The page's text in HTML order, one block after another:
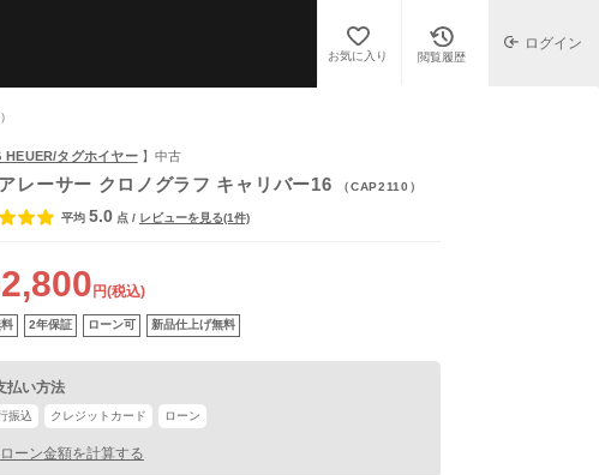
お気に入り 閲覧履歴
ログイン
HEUER/タグホイヤー】中古
レーサー クロノグラフ キャリバー16 （CAP2110）
平均 5.0 点 / レビューを見る(1件)
円(税込)
2年保証 ローン可 新品仕上げ無料
払い方法
振込 クレジットカード ローン
ローン金額を計算する